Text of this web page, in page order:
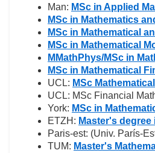
Man: MSc in Applied
MSc in Mathematics
MSc in Mathematical
MSc in Mathematical
MMathPhys/MSc in
MSc in Mathematical
UCL: MSc
UCL: MSc Financial
York: MSc in
ETZH: Master's
Paris-est: (Univ. París-
TUM: Master's